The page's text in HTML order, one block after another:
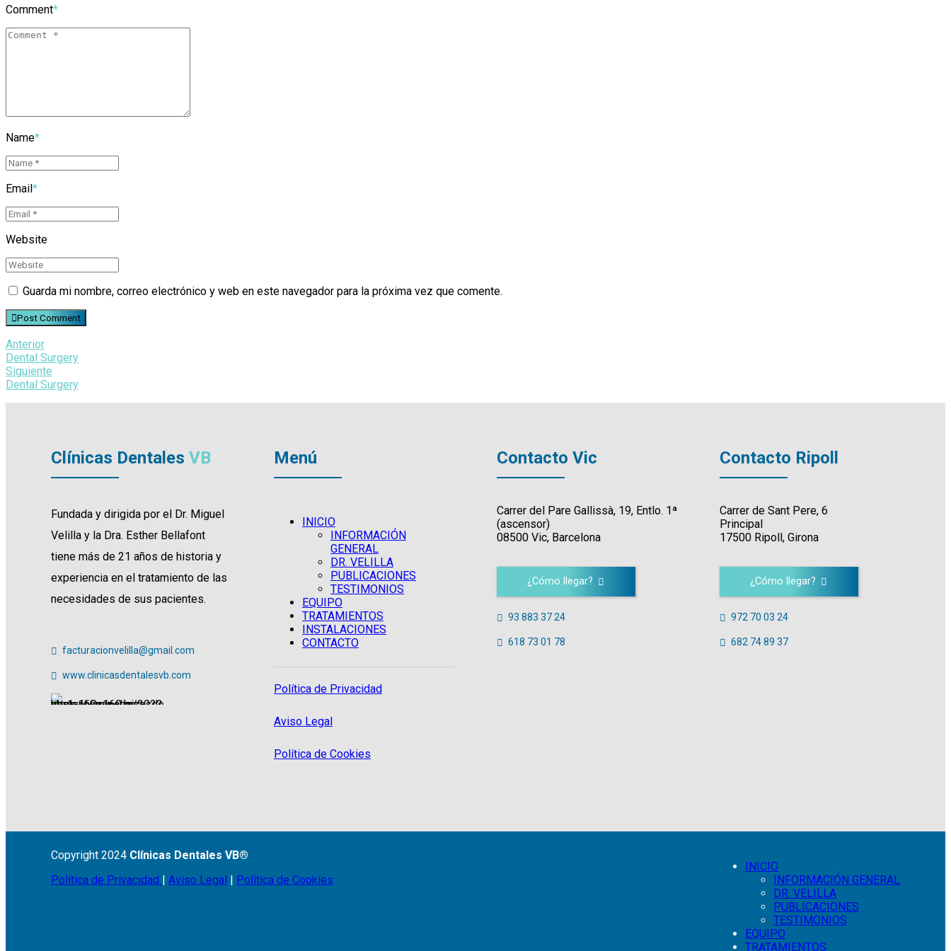
Comment*
Name*
Email *
Website
Guarda mi nombre, correo electrónico y web en este navegador para la próxima vez que comente.
Post Comment
Anterior
Dental Surgery
Siguiente
Dental Surgery
Clínicas Dentales VB
Fundada y dirigida por el Dr. Miguel
Velilla y la Dra. Esther Bellafont
tiene más de 21 años de historia y
experiencia en el tratamiento de las
necesidades de sus pacientes.
facturacionvelilla@gmail.com
www.clinicasdentalesvb.com
Menú
INICIO
INFORMACIÓN
GENERAL
DR. VELILLA
PUBLICACIONES
TESTIMONIOS
EQUIPO
TRATAMIENTOS
INSTALACIONES
CONTACTO
Política de Privacidad
Aviso Legal
Política de Cookies
Contacto Vic
Carrer del Pare Gallissà, 19, Entlo. 1ª
(ascensor)
08500 Vic, Barcelona
¿Cómo llegar?
93 883 37 24
618 73 01 78
Contacto Ripoll
Carrer de Sant Pere, 6
Principal
17500 Ripoll, Girona
¿Cómo llegar?
972 70 03 24
682 74 89 37
Copyright 2024 Clínicas Dentales VB®
Política de Privacidad | Aviso Legal | Política de Cookies
INICIO
INFORMACIÓN GENERAL
DR. VELILLA
PUBLICACIONES
TESTIMONIOS
EQUIPO
TRATAMIENTOS